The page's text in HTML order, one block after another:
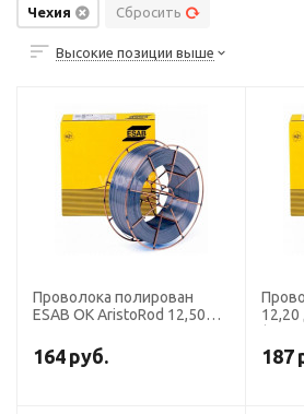
Чехия Сбросить
Высокие позиции выше
Проволока полирован
ESAB OK AristoRod 12,50
(кассета 18 кг)
164 руб. 187